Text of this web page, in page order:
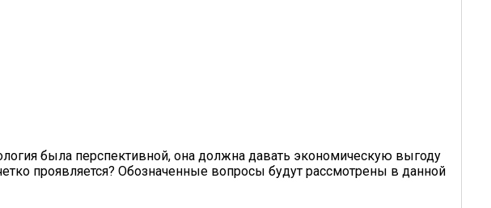
была перспективной, она должна давать экономическую выгоду
проявляется? Обозначенные вопросы будут рассмотрены в данной